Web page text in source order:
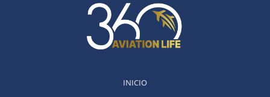
INICIO